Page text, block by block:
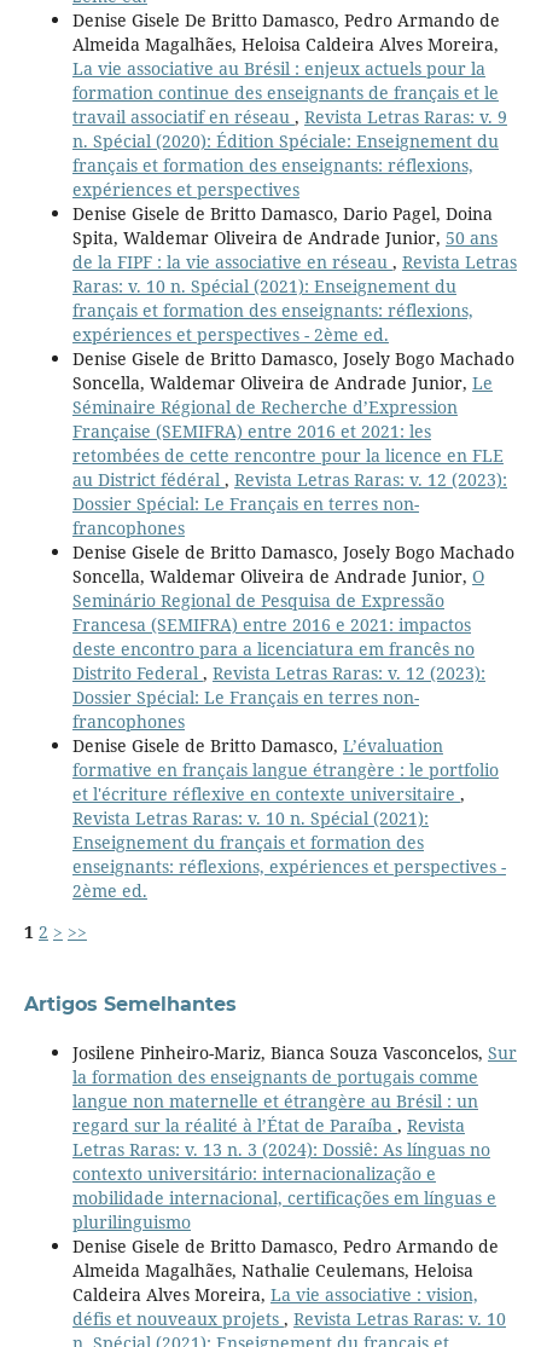
Denise Gisele De Britto Damasco, Pedro Armando de
Almeida Magalhães, Heloisa Caldeira Alves Moreira,
La vie associative au Brésil : enjeux actuels pour la
formation continue des enseignants de français et le
travail associatif en réseau , Revista Letras Raras: v. 9
n. Spécial (2020): Édition Spéciale: Enseignement du
français et formation des enseignants: réflexions,
expériences et perspectives
Denise Gisele de Britto Damasco, Dario Pagel, Doina
Spita, Waldemar Oliveira de Andrade Junior, 50 ans
de la FIPF : la vie associative en réseau , Revista Letras
Raras: v. 10 n. Spécial (2021): Enseignement du
français et formation des enseignants: réflexions,
expériences et perspectives - 2ème ed.
Denise Gisele de Britto Damasco, Josely Bogo Machado
Soncella, Waldemar Oliveira de Andrade Junior, Le
Séminaire Régional de Recherche d’Expression
Française (SEMIFRA) entre 2016 et 2021: les
retombées de cette rencontre pour la licence en FLE
au District fédéral , Revista Letras Raras: v. 12 (2023):
Dossier Spécial: Le Français en terres non-
francophones
Denise Gisele de Britto Damasco, Josely Bogo Machado
Soncella, Waldemar Oliveira de Andrade Junior, O
Seminário Regional de Pesquisa de Expressão
Francesa (SEMIFRA) entre 2016 e 2021: impactos
deste encontro para a licenciatura em francês no
Distrito Federal , Revista Letras Raras: v. 12 (2023):
Dossier Spécial: Le Français en terres non-
francophones
Denise Gisele de Britto Damasco, L’évaluation
formative en français langue étrangère : le portfolio
et l'écriture réflexive en contexte universitaire ,
Revista Letras Raras: v. 10 n. Spécial (2021):
Enseignement du français et formation des
enseignants: réflexions, expériences et perspectives -
2ème ed.
1 2 > >>
Artigos Semelhantes
Josilene Pinheiro-Mariz, Bianca Souza Vasconcelos, Sur
la formation des enseignants de portugais comme
langue non maternelle et étrangère au Brésil : un
regard sur la réalité à l’État de Paraíba , Revista
Letras Raras: v. 13 n. 3 (2024): Dossiê: As línguas no
contexto universitário: internacionalização e
mobilidade internacional, certificações em línguas e
plurilinguismo
Denise Gisele de Britto Damasco, Pedro Armando de
Almeida Magalhães, Nathalie Ceulemans, Heloisa
Caldeira Alves Moreira, La vie associative : vision,
défis et nouveaux projets , Revista Letras Raras: v. 10